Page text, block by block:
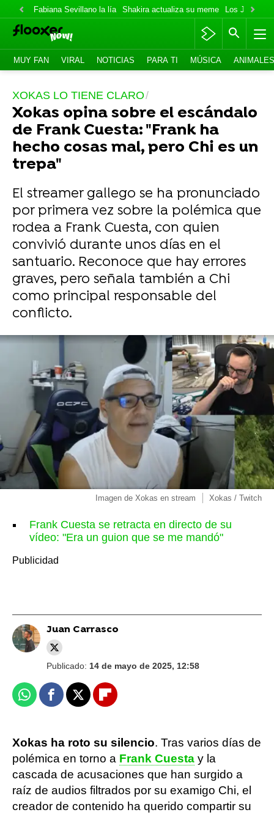
Fabiana Sevillano la lía Shakira actualiza su meme Los Jonas
MUY FAN VIRAL NOTICIAS PARA TI MÚSICA ANIMALES
XOKAS LO TIENE CLARO
Xokas opina sobre el escándalo
de Frank Cuesta: "Frank ha
hecho cosas mal, pero Chi es un
trepa"
El streamer gallego se ha pronunciado
por primera vez sobre la polémica que
rodea a Frank Cuesta, con quien
convivió durante unos días en el
santuario. Reconoce que hay errores
graves, pero señala también a Chi
como principal responsable del
conflicto.
Imagen de Xokas en stream Xokas / Twitch
Frank Cuesta se retracta en directo de su
vídeo: "Era un guion que se me mandó"
Juan Carrasco
Publicado: 14 de mayo de 2025, 12:58
WhatsappFacebook
X Flipboard
Xokas ha roto su silencio. Tras varios días de
polémica en torno a Frank Cuesta y la
cascada de acusaciones que han surgido a
raíz de audios filtrados por su examigo Chi, el
creador de contenido ha querido compartir su